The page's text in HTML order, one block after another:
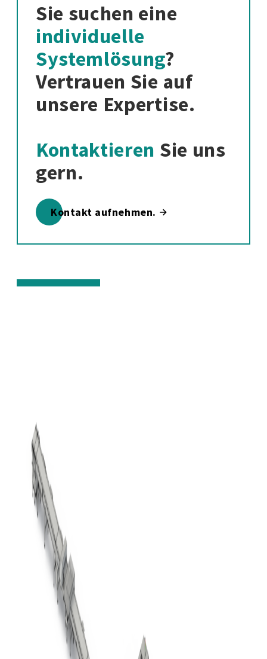
Sie suchen eine
individuelle
Systemlösung?
Vertrauen Sie auf
unsere Expertise.
Kontaktieren Sie uns
gern.
Kontakt aufnehmen.